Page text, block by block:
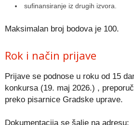
sufinansiranje iz drugih izvora.
Maksimalan broj bodova je 100.
Rok i način prijave
Prijave se podnose u roku od 15
konkursa (19. maj 2026.) ,
preko pisarnice Gradske uprave.
Dokumentacija se šalje na adresu: